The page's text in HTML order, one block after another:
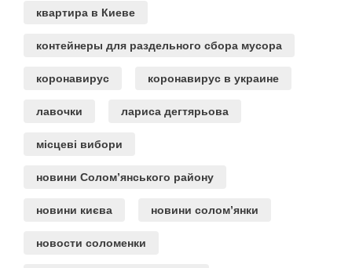
квартира в Киеве
контейнеры для раздельного сбора мусора
коронавирус коронавирус в украине
лавочки лариса дегтярьова
місцеві вибори
новини Солом’янського району
новини києва новини солом’янки
новости соломенки